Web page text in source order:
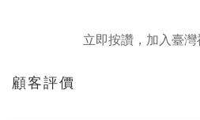
立即按讚，加入臺
顧客評價